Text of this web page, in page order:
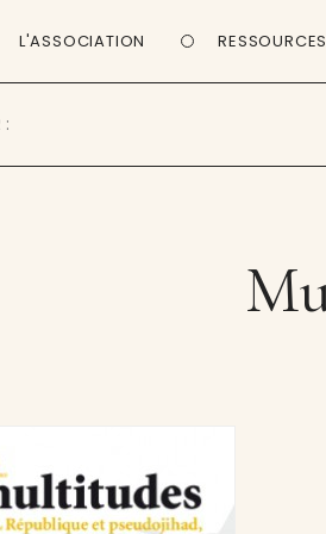
L'ASSOCIATION RESSOURCES